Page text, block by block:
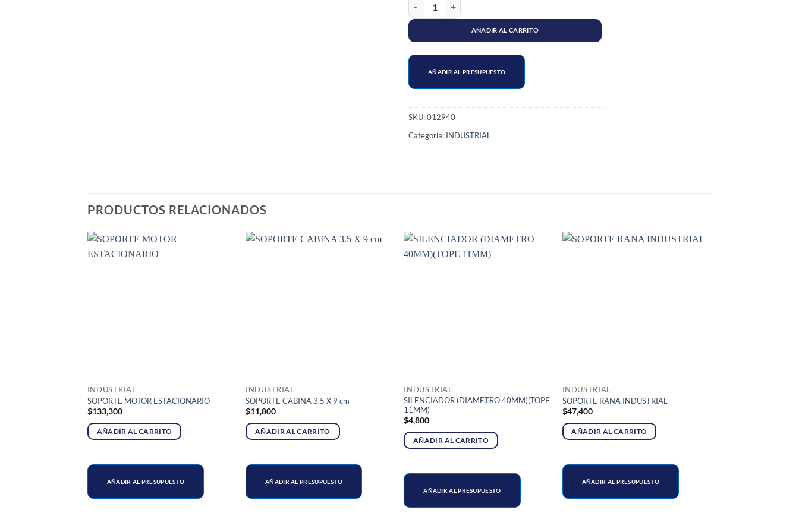
AÑADIR AL CARRITO
AÑADIR AL PRESUPUESTO
SKU:012940
Categoría: INDUSTRIAL
PRODUCTOS RELACIONADOS
INDUSTRIAL
SOPORTE MOTOR ESTACIONARIO
$133,300
AÑADIR AL CARRITO
AÑADIR AL PRESUPUESTO
INDUSTRIAL
SOPORTE CABINA 3.5 X 9 cm
$11,800
AÑADIR AL CARRITO
AÑADIR AL PRESUPUESTO
INDUSTRIAL
SILENCIADOR (DIAMETRO 40MM)(TOPE
11MM)
$4,800
AÑADIR AL CARRITO
AÑADIR AL PRESUPUESTO
INDUSTRIAL
SOPORTE RANA INDUSTRIAL
$47,400
AÑADIR AL CARRITO
AÑADIR AL PRESUPUESTO